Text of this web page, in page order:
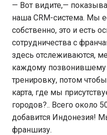
— Вот видите,—
наша CRM-система. Мы
собственно, это и есть
сотрудничества с
здесь отслеживаются,
каждому
тренировку, потом
карта, где мы
городов?.. Всего около
добавится Индонезия!
франшизу.